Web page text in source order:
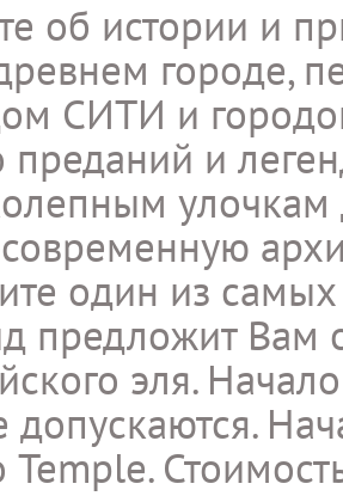
об истории и
городе,
СИТИ и
преданий и
один из
предложит Вам
эля.
допускаются.